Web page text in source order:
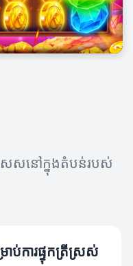
េសនៅក្នុងតំបន់របស់
ាប់ការផ្ទុកត្រីស្រស់